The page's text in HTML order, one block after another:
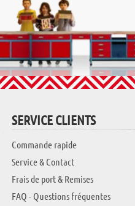
SERVICE CLIENTS
Commande rapide
Service & Contact
Frais de port & Remises
FAQ - Questions fréquentes